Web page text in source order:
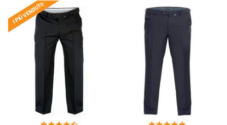
I PIÙ VENDUTI!